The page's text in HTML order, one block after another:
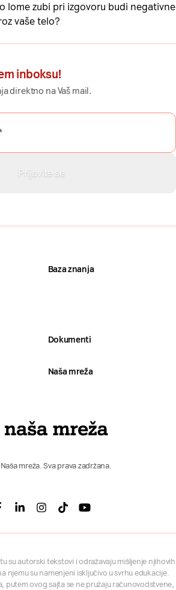
lome zubi pri izgovoru budi negativne
vaše telo?
inboksu!
direktno na Vaš mail.
Baza znanja
Dokumenti
Naša mreža
mreža. Sva prava zadržana.
LinkedinInstagram
TiktokYoutube
su autorski tekstovi i odražavaju mišljenje njihovih
njemu su namenjeni isključivo u svrhu edukacije.
putem ovog sajta se ne pružaju računovodstvene,